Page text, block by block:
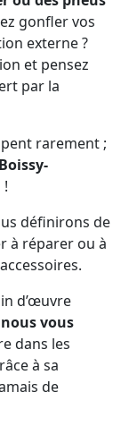
gonfler vos
externe ?
et pensez
par la
rarement ;
définirons de
à réparer ou à
d’œuvre
nous vous
dans les
à sa
de